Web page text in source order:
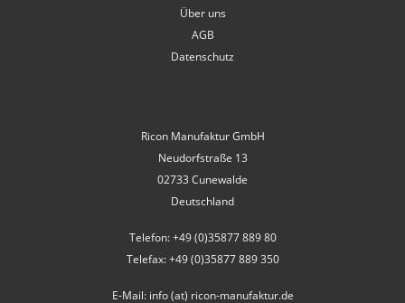
Über uns
AGB
Datenschutz
Ricon Manufaktur GmbH
Neudorfstraße 13
02733 Cunewalde
Deutschland
Telefon: +49 (0)35877 889 80
Telefax: +49 (0)35877 889 350
E-Mail: info (at) ricon-manufaktur.de